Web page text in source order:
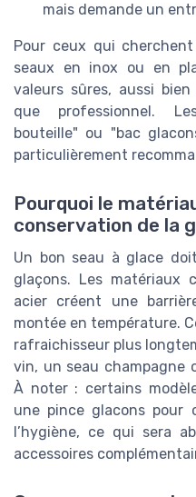
mais demande un
Pour ceux qui
seaux en inox ou en
valeurs sûres, aussi
que professionnel.
bouteille" ou "bac
particulièrement
Pourquoi le
conservation de la
Un bon seau à glace
glaçons. Les matériaux
acier créent une
montée en température.
rafraichisseur plus
vin, un seau champagne
À noter : certains
une pince glacons pour
l’hygiène, ce qui sera
accessoires